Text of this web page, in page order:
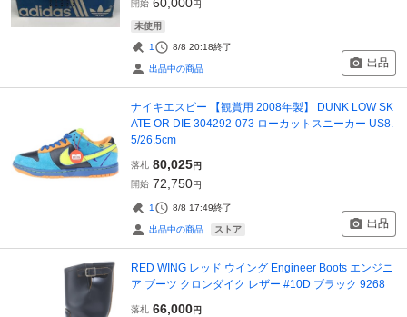
開始 円
未使用
1 8/8 20:18終了
出品中の商品 出品
ナイキエスビー 【観賞用 2008年製】 DUNK LOW SK
ATE OR DIE 304292-073 ローカットスニーカー US8.
5/26.5cm
落札 80,025円
開始 72,750円
1 8/8 17:49終了
出品中の商品 ストア 出品
RED WING レッド ウイング Engineer Boots エンジニ
ア ブーツ クロンダイク レザー #10D ブラック 9268
落札 66,000円